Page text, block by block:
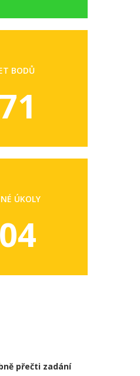
BODŮ
ÚKOLY
přečti zadání